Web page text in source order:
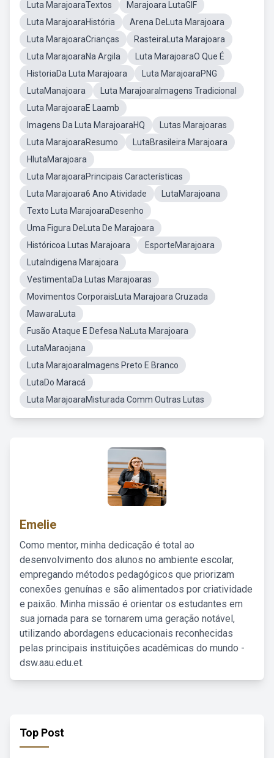
Luta MarajoaraTextos
Marajoara LutaGIF
Luta MarajoaraHistória
Arena DeLuta Marajoara
Luta MarajoaraCrianças
RasteiraLuta Marajoara
Luta MarajoaraNa Argila
Luta MarajoaraO Que É
HistoriaDa Luta Marajoara
Luta MarajoaraPNG
LutaManajoara
Luta MarajoaraImagens Tradicional
Luta MarajoaraE Laamb
Imagens Da Luta MarajoaraHQ
Lutas Marajoaras
Luta MarajoaraResumo
LutaBrasileira Marajoara
HlutaMarajoara
Luta MarajoaraPrincipais Características
Luta Marajoara6 Ano Atividade
LutaMarajoana
Texto Luta MarajoaraDesenho
Uma Figura DeLuta De Marajoara
Históricoa Lutas Marajoara
EsporteMarajoara
LutaIndigena Marajoara
VestimentaDa Lutas Marajoaras
Movimentos CorporaisLuta Marajoara Cruzada
MawaraLuta
Fusão Ataque E Defesa NaLuta Marajoara
LutaMaraojana
Luta MarajoaraImagens Preto E Branco
LutaDo Maracá
Luta MarajoaraMisturada Comm Outras Lutas
Emelie
Como mentor, minha dedicação é total ao
desenvolvimento dos alunos no ambiente escolar,
empregando métodos pedagógicos que priorizam
conexões genuínas e são alimentados por criatividade
e paixão. Minha missão é orientar os estudantes em
sua jornada para se tornarem uma geração notável,
utilizando abordagens educacionais reconhecidas
pelas principais instituições acadêmicas do mundo -
dsw.aau.edu.et.
Top Post